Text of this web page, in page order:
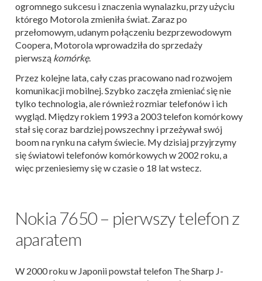
ogromnego sukcesu i znaczenia wynalazku, przy użyciu
którego Motorola zmieniła świat. Zaraz po
przełomowym, udanym połączeniu bezprzewodowym
Coopera, Motorola wprowadziła do sprzedaży
pierwszą komórkę.
Przez kolejne lata, cały czas pracowano nad rozwojem
komunikacji mobilnej. Szybko zaczęła zmieniać się nie
tylko technologia, ale również rozmiar telefonów i ich
wygląd. Między rokiem 1993 a 2003 telefon komórkowy
stał się coraz bardziej powszechny i przeżywał swój
boom na rynku na całym świecie. My dzisiaj przyjrzymy
się światowi telefonów komórkowych w 2002 roku, a
więc przeniesiemy się w czasie o 18 lat wstecz.
Nokia 7650 – pierwszy telefon z
aparatem
W 2000 roku w Japonii powstał telefon The Sharp J-